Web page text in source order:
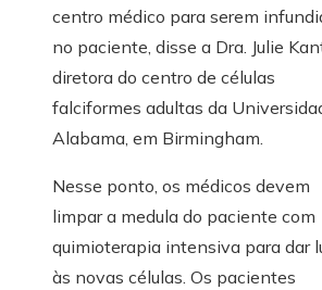
centro médico para serem
no paciente, disse a Dra. Julie
diretora do centro de células
falciformes adultas da
Alabama, em Birmingham.
Nesse ponto, os médicos devem
limpar a medula do paciente com
quimioterapia intensiva para dar
às novas células. Os pacientes